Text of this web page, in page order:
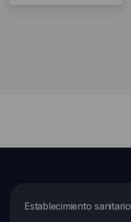
Establecimiento sanitario